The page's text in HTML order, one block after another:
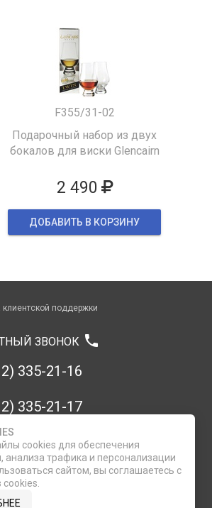
F355/31-02
Подарочный набор из двух
бокалов для виски Glencairn
2 490
ДОБАВИТЬ В КОРЗИНУ
поддержки
ЗВОНОК phone
335-21-16
335-21-17
947-43-48
cookies для обеспечения
анализа трафика и персонализации
сайтом, вы соглашаетесь с